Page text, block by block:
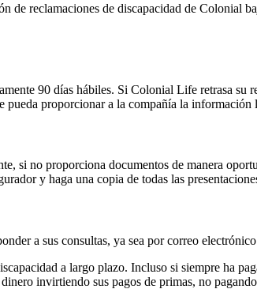
de reclamaciones de discapacidad de Colonial
90 días hábiles. Si Colonial Life retrasa su
pueda proporcionar a la compañía la información
si no proporciona documentos de manera
y haga una copia de todas las
a sus consultas, ya sea por correo
a largo plazo. Incluso si siempre ha
invirtiendo sus pagos de primas, no